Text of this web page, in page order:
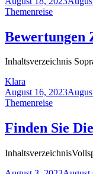
Themenreise
Bewertungen
Inhaltsverzeichnis
Klara
August 16, 2023
Themenreise
Finden Sie